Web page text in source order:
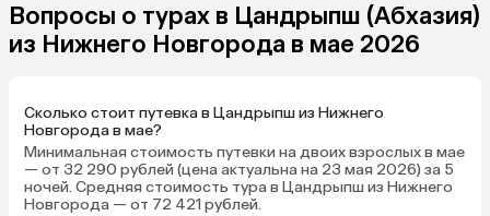
Вопросы о турах в Цандрыпш (Абхазия)
из Нижнего Новгорода в мае 2026
Сколько стоит путевка в Цандрыпш из Нижнего
Новгорода в мае?
Минимальная стоимость путевки на двоих взрослых в мае
— от 32 290 рублей (цена актуальна на 23 мая 2026) за 5
ночей. Средняя стоимость тура в Цандрыпш из Нижнего
Новгорода — от 72 421 рублей.